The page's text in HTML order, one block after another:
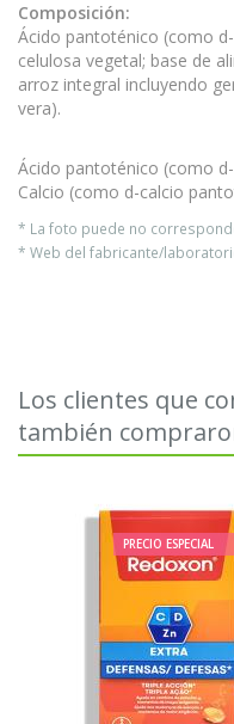
Composición:
Ácido pantoténico (como
celulosa vegetal; base de
arroz integral incluyendo
vera).
Ácido pantoténico (como
Calcio (como d-calcio
* La foto puede no
* Web del fabricante/
Los clientes que
también
PRECIO ESPECIAL